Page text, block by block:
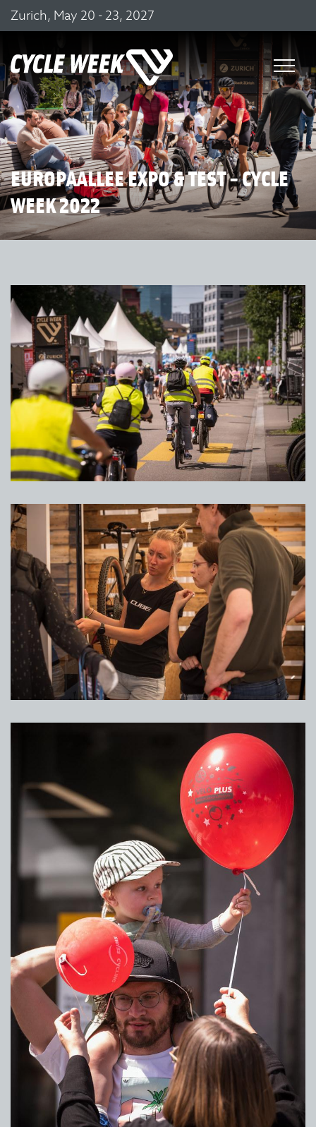
Zurich, May 20 - 23, 2027
EUROPAALLEE EXPO & TEST - CYCLE
WEEK 2022